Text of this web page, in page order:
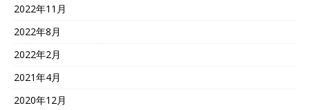
2022年11月
2022年8月
2022年2月
2021年4月
2020年12月